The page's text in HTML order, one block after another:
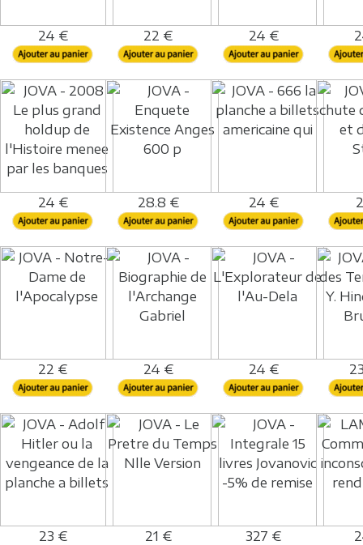
24 € 22 € 24 €
24 € 28.8 € 24 €
22 € 24 € 24 €
23 € 21 € 327 €